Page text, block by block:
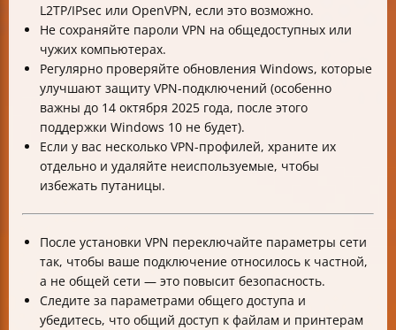
L2TP/IPsec или OpenVPN, если это возможно.
Не сохраняйте пароли VPN на общедоступных или
чужих компьютерах.
Регулярно проверяйте обновления Windows, которые
улучшают защиту VPN-подключений (особенно
важны до 14 октября 2025 года, после этого
поддержки Windows 10 не будет).
Если у вас несколько VPN-профилей, храните их
отдельно и удаляйте неиспользуемые, чтобы
избежать путаницы.
После установки VPN переключайте параметры сети
так, чтобы ваше подключение относилось к частной,
а не общей сети — это повысит безопасность.
Следите за параметрами общего доступа и
убедитесь, что общий доступ к файлам и принтерам